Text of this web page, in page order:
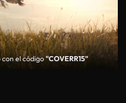
con el código"COVERR15"